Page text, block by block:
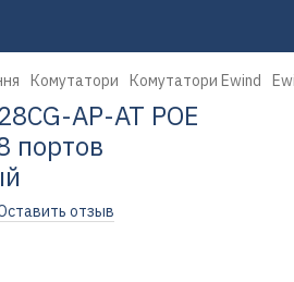
Комутатори Комутатори Ewind
AP-AT POE
портов
отзыв